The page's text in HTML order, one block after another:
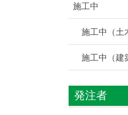
施工中
施工中（土
施工中（建
発注者